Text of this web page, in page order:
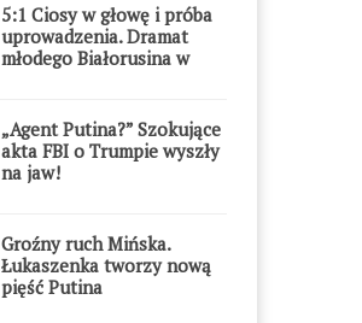
5:1 Ciosy w głowę i próba
uprowadzenia. Dramat
młodego Białorusina w
„Agent Putina?” Szokujące
akta FBI o Trumpie wyszły
na jaw!
Groźny ruch Mińska.
Łukaszenka tworzy nową
pięść Putina